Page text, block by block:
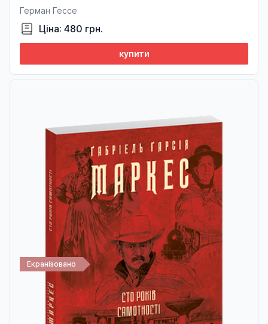
Герман Гессе
Ціна: 480 грн.
купити
Екранізовано